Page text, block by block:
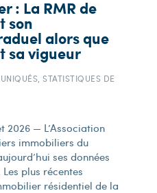
: La RMR de
son
alors que
sa vigueur
STATISTIQUES DE
2026 — L’Association
immobiliers du
ses données
plus récentes
résidentiel de la